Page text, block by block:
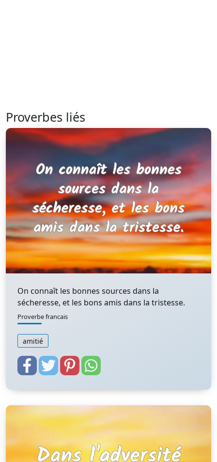
Proverbes liés
On connaît les bonnes sources dans la
sécheresse, et les bons amis dans la tristesse.
Proverbe francais
amitié